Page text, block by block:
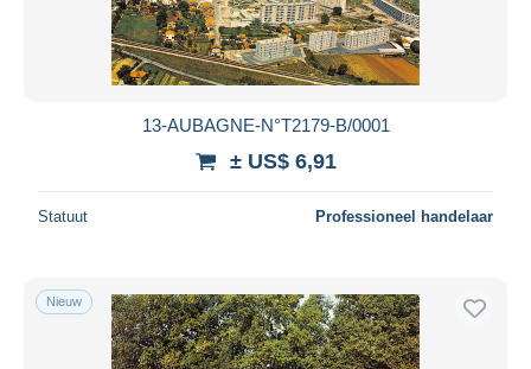
13-AUBAGNE-N°T2179-B/0001
± US$ 6,91
Statuut Professioneel handelaar
Nieuw